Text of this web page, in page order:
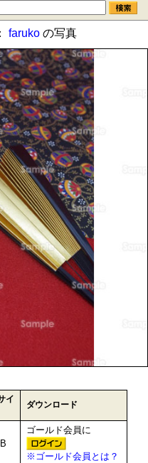
faruko の写真
イ
ダウンロード
ゴールド会員に
※ゴールド会員とは？